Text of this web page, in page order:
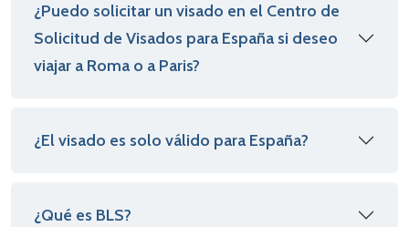
¿Puedo solicitar un visado en el Centro de
Solicitud de Visados para España si deseo
viajar a Roma o a Paris?
¿El visado es solo válido para España?
¿Qué es BLS?